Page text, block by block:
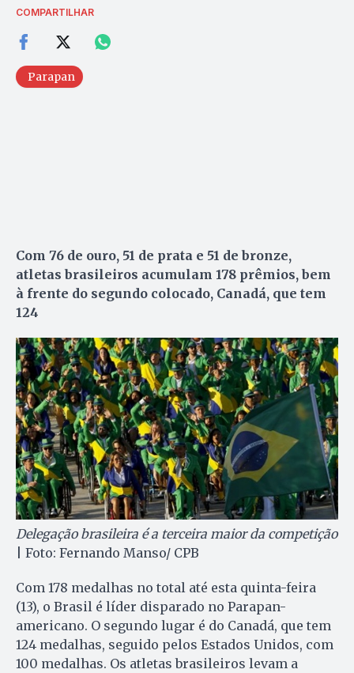
COMPARTILHAR
Parapan
Com 76 de ouro, 51 de prata e 51 de bronze,
atletas brasileiros acumulam 178 prêmios, bem
à frente do segundo colocado, Canadá, que tem
124
Delegação brasileira é a terceira maior da competição
| Foto: Fernando Manso/ CPB
Com 178 medalhas no total até esta quinta-feira
(13), o Brasil é líder disparado no Parapan-
americano. O segundo lugar é do Canadá, que tem
124 medalhas, seguido pelos Estados Unidos, com
100 medalhas. Os atletas brasileiros levam a